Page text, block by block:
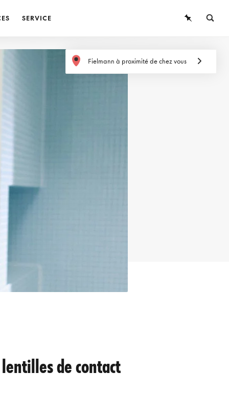
LUNETTES DE SOLEIL
SERVICE
Fielmann à proximité de chez vous
de contact